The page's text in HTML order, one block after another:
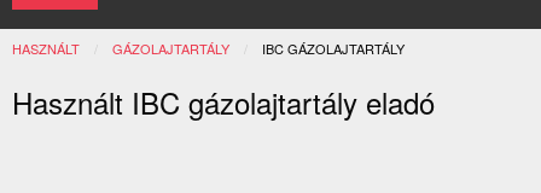
HASZNÁLT GÁZOLAJTARTÁLY JELENLEGI:
IBC GÁZOLAJTARTÁLY
Használt IBC gázolajtartály eladó